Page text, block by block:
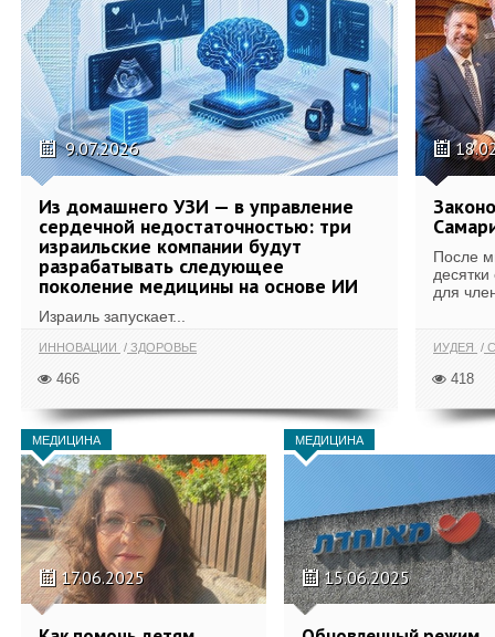
9.07.2026
Из домашнего УЗИ — в управление
сердечной недостаточностью: три
израильские компании будут
разрабатывать следующее
поколение медицины на основе ИИ
Израиль запускает...
ИННОВАЦИИ ЗДОРОВЬЕ
466
После
для
ИУДЕЯ
418
МЕДИЦИНА
17.06.2025
МЕДИЦИНА
15.06.2025